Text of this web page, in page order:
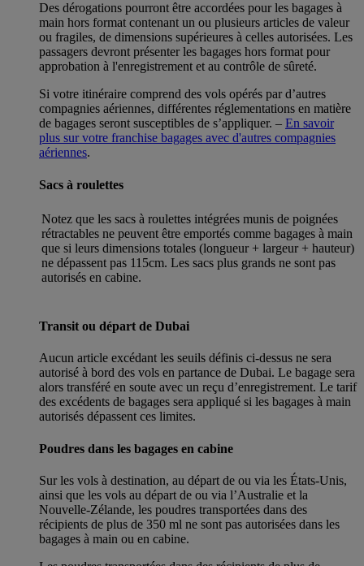
Des dérogations pourront être accordées pour les bagages à
main hors format contenant un ou plusieurs articles de valeur
ou fragiles, de dimensions supérieures à celles autorisées. Les
passagers devront présenter les bagages hors format pour
approbation à l'enregistrement et au contrôle de sûreté.
Si votre itinéraire comprend des vols opérés par d’autres
compagnies aériennes, différentes réglementations en matière
de bagages seront susceptibles de s’appliquer. – En savoir
plus sur votre franchise bagages avec d'autres compagnies
aériennes.
Sacs à roulettes
Notez que les sacs à roulettes intégrées munis de poignées
rétractables ne peuvent être emportés comme bagages à main
que si leurs dimensions totales (longueur + largeur + hauteur)
ne dépassent pas 115cm. Les sacs plus grands ne sont pas
autorisés en cabine.
Transit ou départ de Dubai
Aucun article excédant les seuils définis ci-dessus ne sera
autorisé à bord des vols en partance de Dubai. Le bagage sera
alors transféré en soute avec un reçu d’enregistrement. Le tarif
des excédents de bagages sera appliqué si les bagages à main
autorisés dépassent ces limites.
Poudres dans les bagages en cabine
Sur les vols à destination, au départ de ou via les États-Unis,
ainsi que les vols au départ de ou via l’Australie et la
Nouvelle-Zélande, les poudres transportées dans des
récipients de plus de 350 ml ne sont pas autorisées dans les
bagages à main ou en cabine.